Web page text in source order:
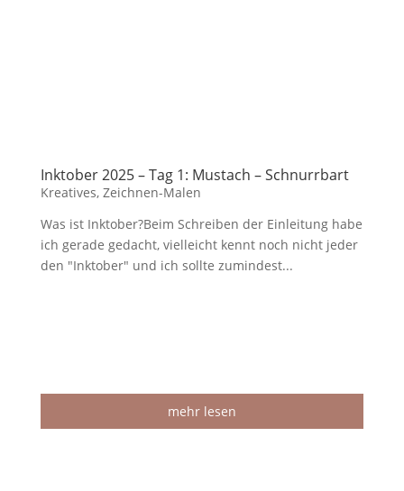
Inktober 2025 – Tag 1: Mustach – Schnurrbart
Kreatives, Zeichnen-Malen
Was ist Inktober?Beim Schreiben der Einleitung habe
ich gerade gedacht, vielleicht kennt noch nicht jeder
den "Inktober" und ich sollte zumindest...
mehr lesen